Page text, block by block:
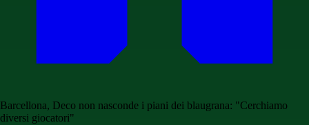
Barcellona, Deco non nasconde i piani dei blaugrana: "Cerchiamo
diversi giocatori"